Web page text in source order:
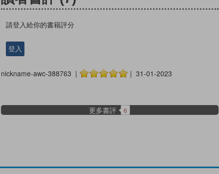
請登入給你的書籍評分
登入
nickname-awc-388763 | | 31-01-2023
更多書評 6